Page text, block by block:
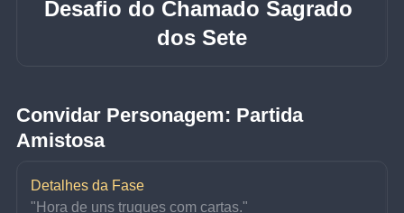
Desafio do Chamado Sagrado
dos Sete
Convidar Personagem: Partida
Amistosa
Detalhes da Fase
"Hora de uns truques com cartas."